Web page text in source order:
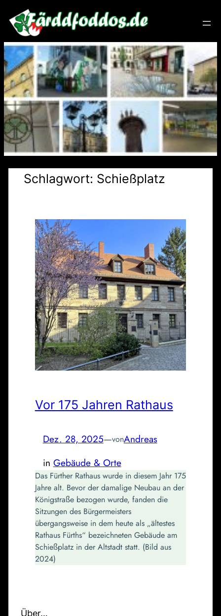
Zum
Inhalt
springen
Schlagwort: Schießplatz
Vor 175 Jahren Rathaus
Dez. 28, 2025—vonAndreas
in Gebäude & Orte
Das Fürther Rathaus wurde in diesem Jahr 175
Jahre alt. Bevor der damalige Neubau an der
Königstraße bezogen wurde, fanden die
Sitzungen des Bürgermeisters
übergangsweise in dem heute als „ältestes
Rathaus Fürths“ bezeichneten Gebäude am
Schießplatz in der Altstadt statt. (Bild aus
2024)
Über…